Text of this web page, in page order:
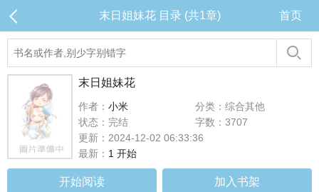
末日姐妹花 目录 (共1章) 首页
末日姐妹花
作者： 小米
分类：综合其他
状态：完结
字数：3707
更新：2024-12-02 06:33:36
最新： 1 开始
开始阅读 加入书架